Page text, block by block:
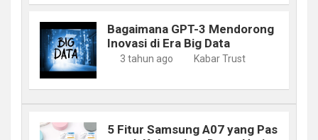
Bagaimana GPT-3 Mendorong
Inovasi di Era Big Data
3 tahun ago Kabar Trust
5 Fitur Samsung A07 yang Pas